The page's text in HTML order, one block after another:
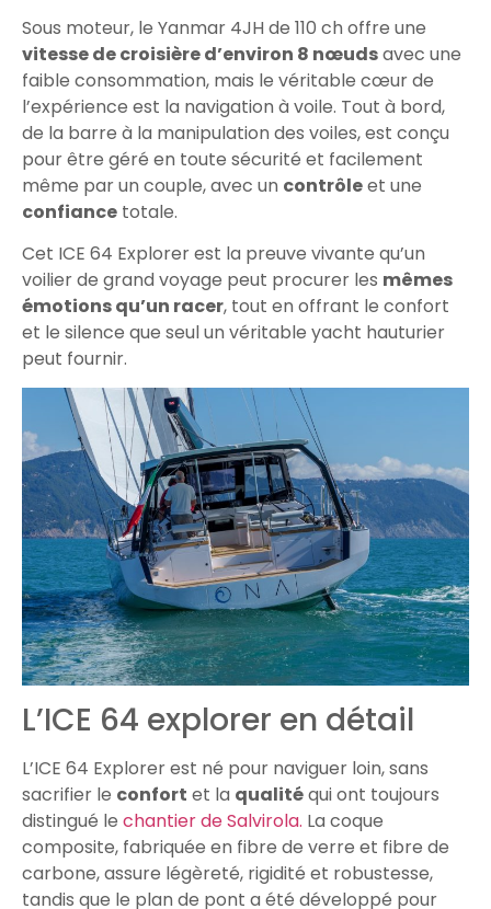
Sous moteur, le Yanmar 4JH de 110 ch offre une
vitesse de croisière d’environ 8 nœudsavec une
faible consommation, mais le véritable cœur de
l’expérience est la navigation à voile. Tout à bord,
de la barre à la manipulation des voiles, est conçu
pour être géré en toute sécurité et facilement
même par un couple, avec un contrôleet une
confiance totale.
Cet ICE 64 Explorer est la preuve vivante qu’un
voilier de grand voyage peut procurer les mêmes
émotions qu’un racer, tout en offrant le confort
et le silence que seul un véritable yacht hauturier
peut fournir.
L’ICE 64 explorer en détail
L’ICE 64 Explorer est né pour naviguer loin, sans
sacrifier le confort et la qualitéqui ont toujours
distingué le chantier de Salvirola. La coque
composite, fabriquée en fibre de verre et fibre de
carbone, assure légèreté, rigidité et robustesse,
tandis que le plan de pont a été développé pour